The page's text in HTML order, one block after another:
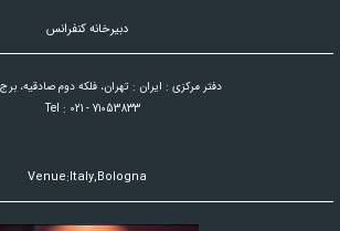
دبیرخانه کنفرانس
دفتر مرکزی : ایران : تهران، فلکه دوم صادقیه،
Tel : 021 - 71053833
Venue:Italy,Bologna